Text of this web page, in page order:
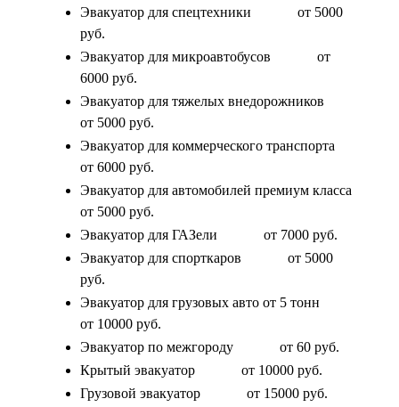
Эвакуатор для спецтехники
от 5000
руб.
Эвакуатор для микроавтобусов
от
6000 руб.
Эвакуатор для тяжелых внедорожников
от 5000 руб.
Эвакуатор для коммерческого транспорта
от 6000 руб.
Эвакуатор для автомобилей премиум класса
от 5000 руб.
Эвакуатор для ГАЗели
от 7000 руб.
Эвакуатор для спорткаров
от 5000
руб.
Эвакуатор для грузовых авто от 5 тонн
от 10000 руб.
Эвакуатор по межгороду
от 60 руб.
Крытый эвакуатор
от 10000 руб.
Грузовой эвакуатор
от 15000 руб.